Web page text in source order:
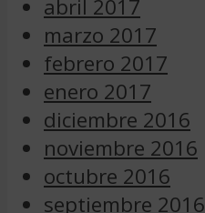
abril 2017
marzo 2017
febrero 2017
enero 2017
diciembre 2016
noviembre 2016
octubre 2016
septiembre 2016